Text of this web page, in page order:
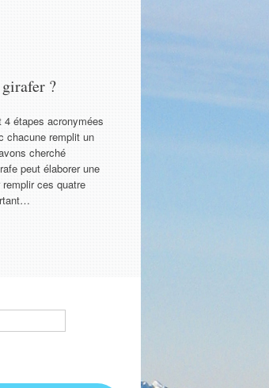
?
4 étapes acronymées
chacune remplit un
cherché
peut élaborer une
ces quatre